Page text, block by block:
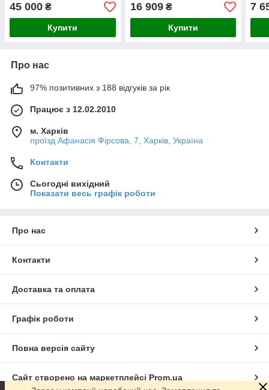
45 000 ₴
Купити
16 909₴
Купити
7
Про нас
97% позитивних з 188 відгуків за рік
Працює з 12.02.2010
м. Харків
проїзд Афанасія Фірсова, 7, Харків, Україна
Контакти
Сьогодні вихідний
Показати весь графік роботи
Про нас
Контакти
Доставка та оплата
Графік роботи
Повна версія сайту
Сайт створено на маркетплейсі Prom.ua